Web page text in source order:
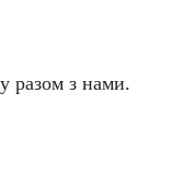
разом з нами.